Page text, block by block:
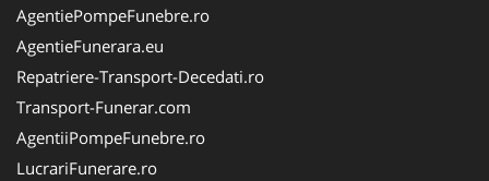
AgentiePompeFunebre.ro
AgentieFunerara.eu
Repatriere-Transport-Decedati.ro
Transport-Funerar.com
AgentiiPompeFunebre.ro
LucrariFunerare.ro